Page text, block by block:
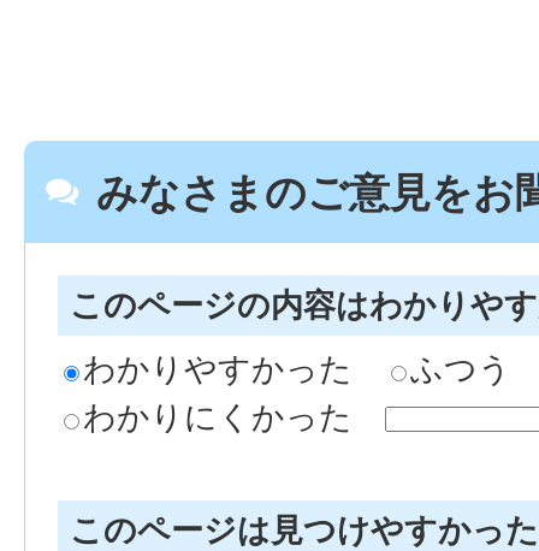
みなさまのご意見をお
このページの内容はわかりや
わかりやすかった
ふつう
わかりにくかった
このページは見つけやすかっ